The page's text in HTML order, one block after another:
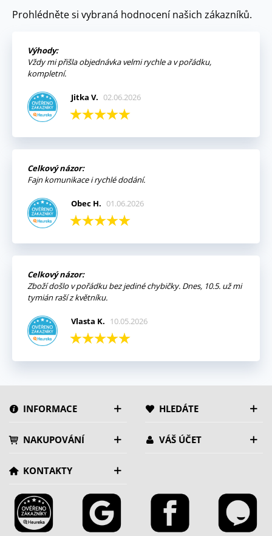
Prohlédněte si vybraná hodnocení našich zákazníků.
Výhody:
Vždy mi přišla objednávka velmi rychle a v pořádku,
kompletní.
Jitka V. 02.06.2026
Celkový názor:
Fajn komunikace i rychlé dodání.
Obec H. 01.06.2026
Celkový názor:
Zboží došlo v pořádku bez jediné chybičky. Dnes, 10.5. už mi
tymián raší z květníku.
Vlasta K. 10.05.2026
INFORMACE HLEDÁTE
NAKUPOVÁNÍ VÁŠ ÚČET
KONTAKTY